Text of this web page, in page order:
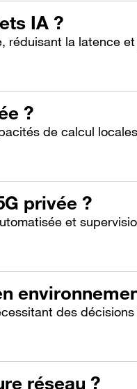
IA ?
réduisant la latence
?
de calcul
privée ?
et
des
réseau ?